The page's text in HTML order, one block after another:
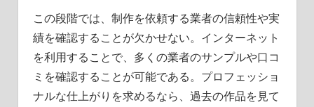
この段階では、制作を依頼する業者の信頼性や実
績を確認することが欠かせない。インターネット
を利用することで、多くの業者のサンプルや口コ
ミを確認することが可能である。プロフェッショ
ナルな仕上がりを求めるなら、過去の作品を見て